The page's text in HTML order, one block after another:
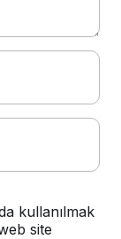
kullanılmak
site